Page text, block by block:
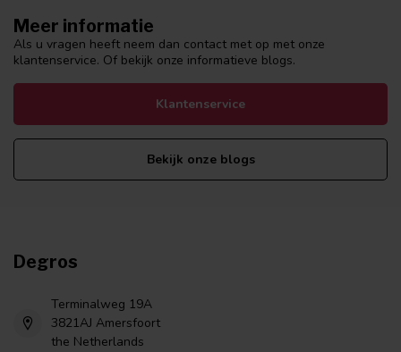
Meer informatie
Als u vragen heeft neem dan contact met op met onze
klantenservice. Of bekijk onze informatieve blogs.
Klantenservice
Bekijk onze blogs
Degros
Terminalweg 19A
3821AJ Amersfoort
the Netherlands